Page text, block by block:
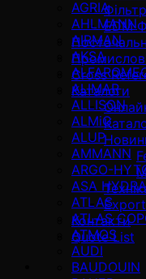
EDM
Cross
Каталоги
Export
Контакти
Quote List
AGRIA
AHLMANN
AIRMAN
AKSA
ALIMAR
ALLISON
ALMiG
ALUP
AMMANN
ARGO-
ASA
ATLAS
ATLAS
ATMOS
AUDI
BAUDOUIN